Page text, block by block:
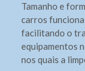
Tamanho e
carros
facilitando o
equipamentos
nos quais a